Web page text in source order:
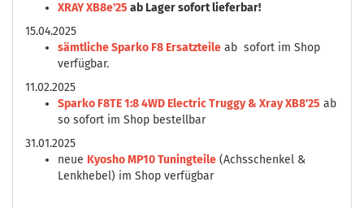
XRAY XB8e'25 ab Lager sofort lieferbar!
15.04.2025
sämtliche Sparko F8 Ersatzteile ab sofort im Shop
verfügbar.
11.02.2025
Sparko F8TE 1:8 4WD Electric Truggy & Xray XB8'25 ab
so sofort im Shop bestellbar
31.01.2025
neue Kyosho MP10 Tuningteile (Achsschenkel &
Lenkhebel) im Shop verfügbar